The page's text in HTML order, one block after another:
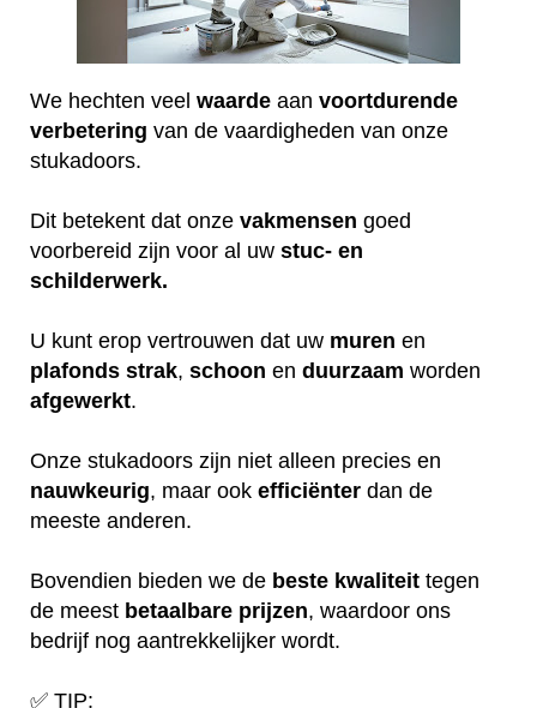
We hechten veel waarde aan voortdurende
verbetering van de vaardigheden van onze
stukadoors.
Dit betekent dat onze vakmensen goed
voorbereid zijn voor al uw stuc- en
schilderwerk.
U kunt erop vertrouwen dat uw muren en
plafonds strak, schoon en duurzaam worden
afgewerkt.
Onze stukadoors zijn niet alleen precies en
nauwkeurig, maar ook efficiënter dan de
meeste anderen.
Bovendien bieden we de beste kwaliteit tegen
de meest betaalbare prijzen, waardoor ons
bedrijf nog aantrekkelijker wordt.
✅ TIP: